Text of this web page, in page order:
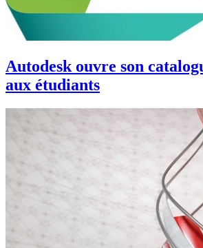
Autodesk ouvre son
aux étudiants